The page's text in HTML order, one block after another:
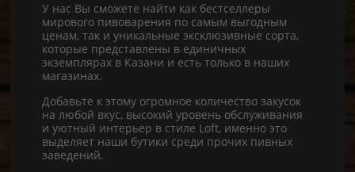
У нас Вы сможете найти как бестселлеры
мирового пивоварения по самым выгодным
ценам, так и уникальные эксклюзивные сорта,
которые представлены в единичных
экземплярах в Казани и есть только в наших
магазинах.
Добавьте к этому огромное количество закусок
на любой вкус, высокий уровень обслуживания
и уютный интерьер в стиле Loft, именно это
выделяет наши бутики среди прочих пивных
заведений.